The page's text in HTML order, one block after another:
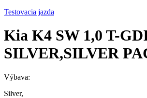
Testovacia jazda
Kia K4 SW 1,0 T-
SILVER,SILVER
Výbava:
Silver,